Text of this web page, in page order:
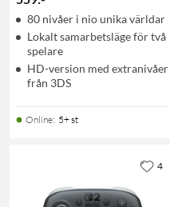
80 nivåer i nio unika världar
Lokalt samarbetsläge för två
spelare
HD-version med extranivåer
från 3DS
Online: 5+ st
4